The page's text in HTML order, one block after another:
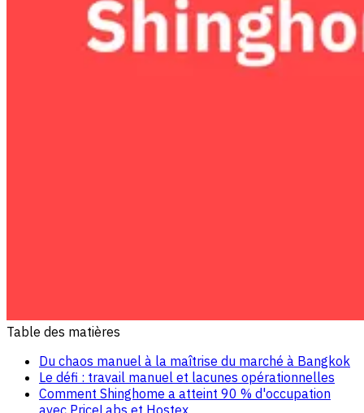
Table des matières
Du chaos manuel à la maîtrise du marché à Bangkok
Le défi : travail manuel et lacunes opérationnelles
Comment Shinghome a atteint 90 % d'occupation
avec PriceLabs et Hostex